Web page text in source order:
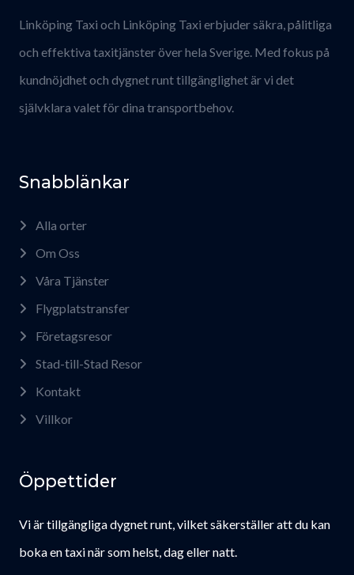
Linköping Taxi och Linköping Taxi erbjuder säkra, pålitliga
och effektiva taxitjänster över hela Sverige. Med fokus på
kundnöjdhet och dygnet runt tillgänglighet är vi det
självklara valet för dina transportbehov.
Snabblänkar
Alla orter
Om Oss
Våra Tjänster
Flygplatstransfer
Företagsresor
Stad-till-Stad Resor
Kontakt
Villkor
Öppettider
Vi är tillgängliga dygnet runt, vilket säkerställer att du kan
boka en taxi när som helst, dag eller natt.